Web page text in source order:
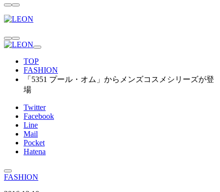
TOP
FASHION
「5351 プール・オム」からメンズコスメシリーズが登
場
Twitter
Facebook
Line
Mail
Pocket
Hatena
FASHION